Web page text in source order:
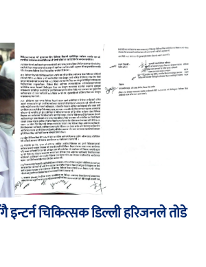
चिकित्सक डिल्ली हरिजनले तोडे